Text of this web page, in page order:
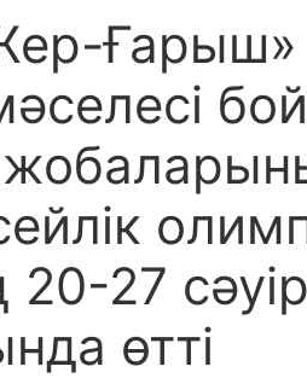
Ғарыш»
27 сәуір
өтті